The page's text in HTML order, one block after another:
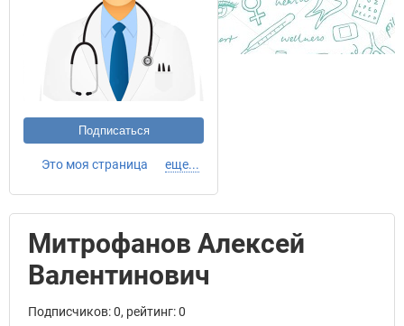
Подписаться
Это моя страница еще...
Митрофанов Алексей
Валентинович
Подписчиков: 0, рейтинг: 0